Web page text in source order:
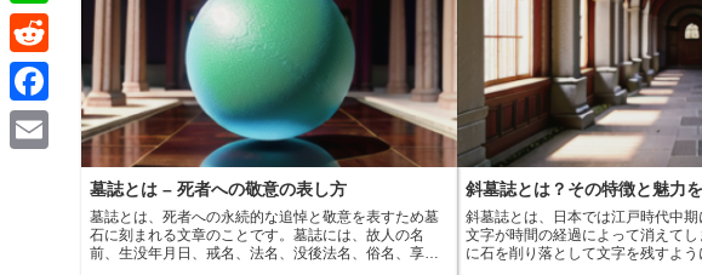
墓誌とは – 死者への敬意の表し方
墓誌とは、 死者への永続的な追悼と敬意を表すため墓
石に刻まれる文章のことです。墓誌には、故人の名
前、生没年月日、戒名、法名、没後法名、俗名、享
斜墓誌とは？その特徴と魅力
斜墓誌とは、日本では江戸時代中
文字が時間の経過によって消えて
に石を削り落として文字を残すよ
w
i
t
L
i
n
e
R
e
d
F